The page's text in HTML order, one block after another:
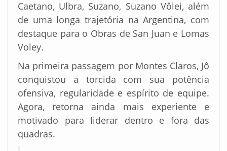
Caetano, Ulbra, Suzano, Suzano Vôlei, além
de uma longa trajetória na Argentina, com
destaque para o Obras de San Juan e Lomas
Voley.
Na primeira passagem por Montes Claros, Jô
conquistou a torcida com sua potência
ofensiva, regularidade e espírito de equipe.
Agora, retorna ainda mais experiente e
motivado para liderar dentro e fora das
quadras.